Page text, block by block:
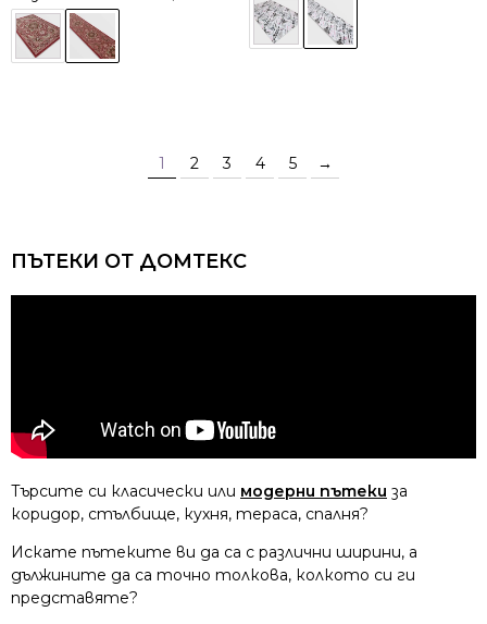
1 2 3 4 5 →
ПЪТЕКИ ОТ ДОМТЕКС
Търсите си класически или модерни пътеки за
коридор, стълбище, кухня, тераса, спалня?
Искате пътеките ви да са с различни ширини, а
дължините да са точно толкова, колкото си ги
представяте?